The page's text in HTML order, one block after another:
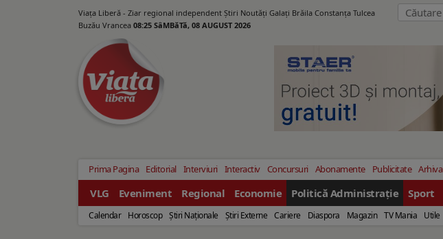
Viața Liberă - Ziar regional independent Știri Noutăți Galaţi Brăila Constanţa Tulcea
Buzău Vrancea 08:25 SâMBăTă, 08 AUGUST 2026
Prima Pagina Editorial Interviuri Interactiv Concursuri Abonamente Publicitate Arhiva
VLG Eveniment Regional Economie Politică Administrație Sport
Calendar Horoscop Ştiri Naţionale Ştiri Externe Cariere Diaspora Magazin TV Mania Utile